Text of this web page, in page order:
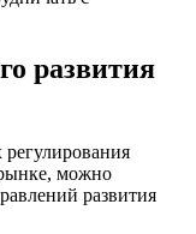
развития
можно
развития